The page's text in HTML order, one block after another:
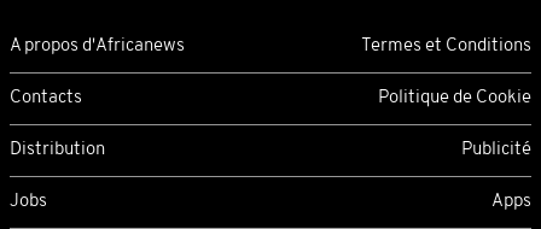
A propos d'Africanews Termes et Conditions
Contacts Politique de Cookie
Distribution Publicité
Jobs Apps